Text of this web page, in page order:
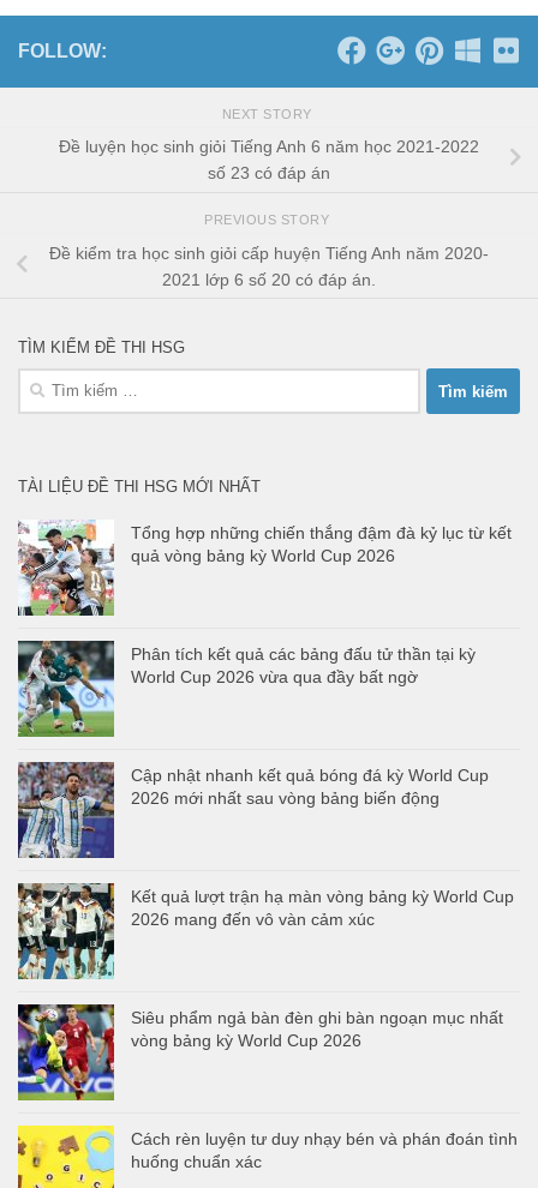
FOLLOW:
NEXT STORY
Đề luyện học sinh giỏi Tiếng Anh 6 năm học 2021-2022
số 23 có đáp án
PREVIOUS STORY
Đề kiểm tra học sinh giỏi cấp huyện Tiếng Anh năm 2020-
2021 lớp 6 số 20 có đáp án.
TÌM KIẾM ĐỀ THI HSG
Tìm
kiếm
TÀI LIỆU ĐỀ THI HSG MỚI NHẤT
Tổng hợp những chiến thắng đậm đà kỷ lục từ kết
quả vòng bảng kỳ World Cup 2026
Phân tích kết quả các bảng đấu tử thần tại kỳ
World Cup 2026 vừa qua đầy bất ngờ
Cập nhật nhanh kết quả bóng đá kỳ World Cup
2026 mới nhất sau vòng bảng biến động
Kết quả lượt trận hạ màn vòng bảng kỳ World Cup
2026 mang đến vô vàn cảm xúc
Siêu phẩm ngả bàn đèn ghi bàn ngoạn mục nhất
vòng bảng kỳ World Cup 2026
Cách rèn luyện tư duy nhạy bén và phán đoán tình
huống chuẩn xác